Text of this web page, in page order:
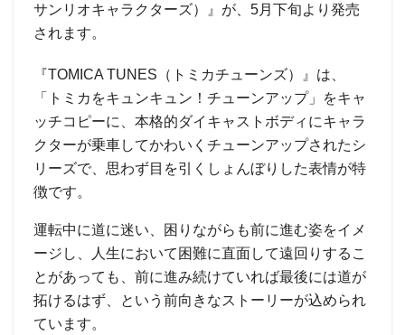
サンリオキャラクターズ）』が、5月下旬より発売
されます。
『TOMICA TUNES（トミカチューンズ）』は、
「トミカをキュンキュン！チューンアップ」をキャ
ッチコピーに、本格的ダイキャストボディにキャラ
クターが乗車してかわいくチューンアップされたシ
リーズで、思わず目を引くしょんぼりした表情が特
徴です。
運転中に道に迷い、困りながらも前に進む姿をイメ
ージし、人生において困難に直面して遠回りするこ
とがあっても、前に進み続けていれば最後には道が
拓けるはず、という前向きなストーリーが込められ
ています。